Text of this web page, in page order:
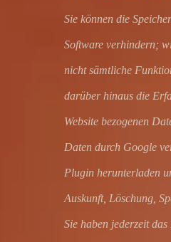
Sie können die
Software verhindern;
nicht sämtliche
darüber hinaus die
Website bezogenen
Daten durch Google
Plugin herunterladen
Auskunft, Löschung,
Sie haben jederzeit